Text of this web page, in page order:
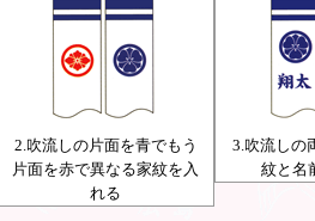
2.吹流しの片面を青でもう
片面を赤で異なる家紋を入
れる
3.吹流しの
紋と名